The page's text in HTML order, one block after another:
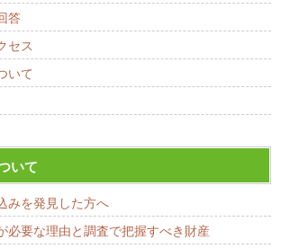
答
セス
いて
いて
みを発見した方へ
必要な理由と調査で把握すべき財産